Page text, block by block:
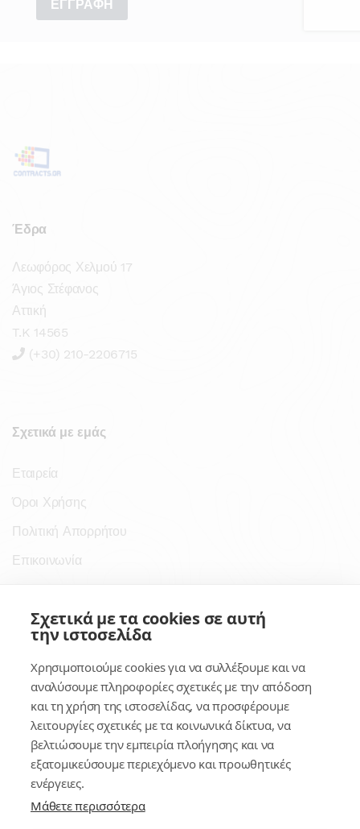
Έδρα
Λεωφόρος Χελμού 17
Άγιος Στέφανος
Αττική
T.K 14565
(+30) 210-2206715
Σχετικά με εμάς
Εταιρεία
Όροι Χρήσης
Πολιτική Απορρήτου
Επικοινωνία
Σύνδεσμοι
Κέντρο Γνώσης
Πλατφόρμα
Εγγραφή
Για δημοσίους υπαλλήλους
Σχετικά με τα cookies σε αυτή
την ιστοσελίδα
Χρησιμοποιούμε cookies για να συλλέξουμε και να
αναλύσουμε πληροφορίες σχετικές με την απόδοση
και τη χρήση της ιστοσελίδας, να προσφέρουμε
λειτουργίες σχετικές με τα κοινωνικά δίκτυα, να
βελτιώσουμε την εμπειρία πλοήγησης και να
εξατομικεύσουμε περιεχόμενο και προωθητικές
ενέργειες.
Μάθετε περισσότερα